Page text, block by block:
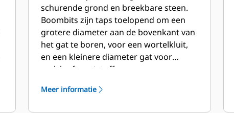
schurende grond en breekbare steen.
Boombits zijn taps toelopend om een
grotere diameter aan de bovenkant van
het gat te boren, voor een wortelkluit,
en een kleinere diameter gat voor
mulch of meststoffen.
Meer informatie